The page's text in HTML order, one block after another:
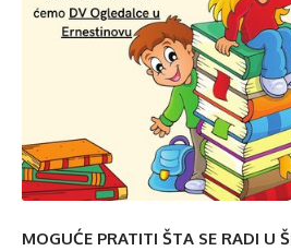
MOGUĆE PRATITI ŠTA SE RADI U